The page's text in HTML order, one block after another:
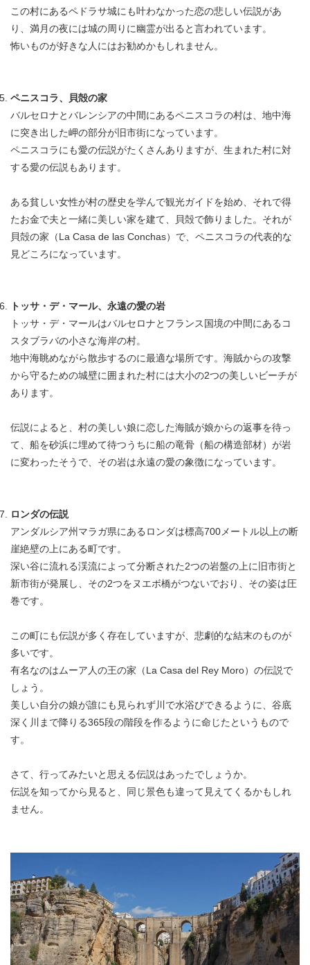
この村にあるペドラサ城にも叶わなかった恋の悲しい伝説があ
り、満月の夜には城の周りに幽霊が出ると言われています。
怖いものが好きな人にはお勧めかもしれません。
ペニスコラ、貝殻の家
バルセロナとバレンシアの中間にあるペニスコラの村は、地中海
に突き出した岬の部分が旧市街になっています。
ペニスコラにも愛の伝説がたくさんありますが、生まれた村に対
する愛の伝説もあります。
ある貧しい女性が村の歴史を学んで観光ガイドを始め、それで得
たお金で夫と一緒に美しい家を建て、貝殻で飾りました。それが
貝殻の家（La Casa de las Conchas）で、ペニスコラの代表的な
見どころになっています。
トッサ・デ・マール、永遠の愛の岩
トッサ・デ・マールはバルセロナとフランス国境の中間にあるコ
スタブラバの小さな海岸の村。
地中海眺めながら散歩するのに最適な場所です。海賊からの攻撃
から守るための城壁に囲まれた村には大小の2つの美しいビーチが
あります。
伝説によると、村の美しい娘に恋した海賊が娘からの返事を待っ
て、船を砂浜に埋めて待つうちに船の竜骨（船の構造部材）が岩
に変わったそうで、その岩は永遠の愛の象徴になっています。
ロンダの伝説
アンダルシア州マラガ県にあるロンダは標高700メートル以上の断
崖絶壁の上にある町です。
深い谷に流れる渓流によって分断された2つの岩盤の上に旧市街と
新市街が発展し、その2つをヌエボ橋がつないでおり、その姿は圧
巻です。
この町にも伝説が多く存在していますが、悲劇的な結末のものが
多いです。
有名なのはムーア人の王の家（La Casa del Rey Moro）の伝説で
しょう。
美しい自分の娘が誰にも見られず川で水浴びできるように、谷底
深く川まで降りる365段の階段を作るように命じたというもので
す。
さて、行ってみたいと思える伝説はあったでしょうか。
伝説を知ってから見ると、同じ景色も違って見えてくるかもしれ
ません。